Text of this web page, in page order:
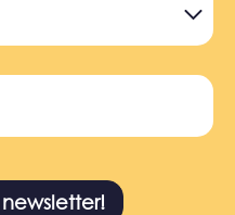
newsletter!